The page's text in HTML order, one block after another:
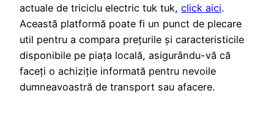
actuale de triciclu electric tuk tuk, click aici.
Această platformă poate fi un punct de plecare
util pentru a compara prețurile și caracteristicile
disponibile pe piața locală, asigurându-vă că
faceți o achiziție informată pentru nevoile
dumneavoastră de transport sau afacere.